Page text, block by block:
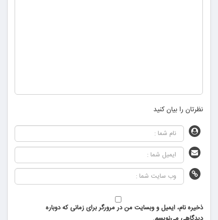
نظرتان را بیان کنید
ذخیره نام، ایمیل و وبسایت من در مرورگر برای زمانی که دوباره